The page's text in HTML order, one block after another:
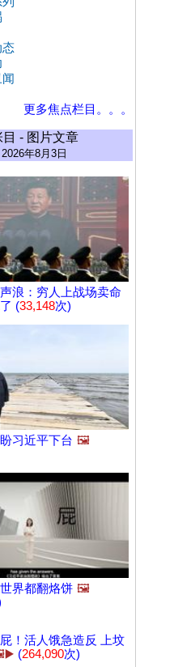
态
更多焦点栏目。。。
目 - 图片文章
2026年8月3日
浪：穷人上战场卖命
(33,148次)
习近平下台 🖼️
界都翻烙饼 🖼️
！活人饿急造反 上坟
(264,090次)